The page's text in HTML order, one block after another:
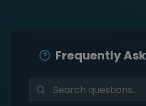
Frequently